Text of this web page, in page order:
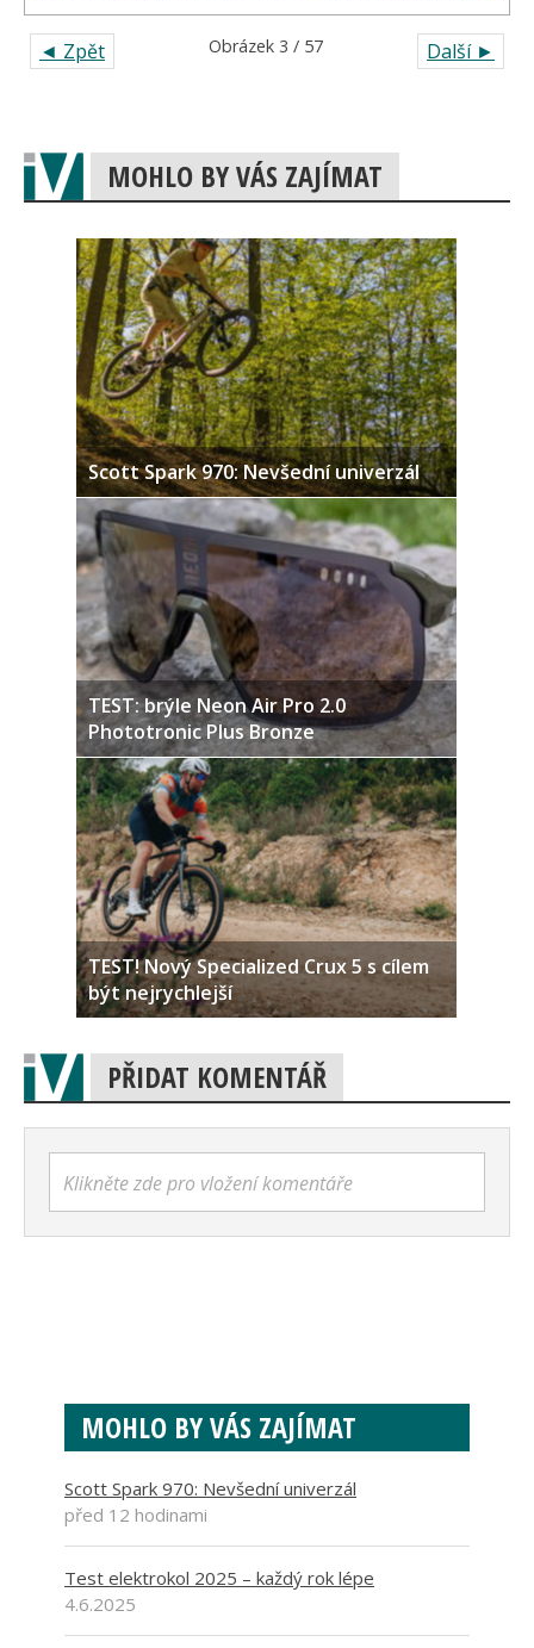
◄ Zpět Další ►
Obrázek 3 / 57
MOHLO BY VÁS ZAJÍMAT
Scott Spark 970: Nevšední univerzál
TEST: brýle Neon Air Pro 2.0
Phototronic Plus Bronze
TEST! Nový Specialized Crux 5 s cílem
být nejrychlejší
PŘIDAT KOMENTÁŘ
Klikněte zde pro vložení komentáře
MOHLO BY VÁS ZAJÍMAT
Scott Spark 970: Nevšední univerzál
před 12 hodinami
Test elektrokol 2025 – každý rok lépe
4.6.2025